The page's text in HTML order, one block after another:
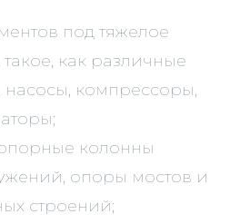
под тяжелое
как различные
насосы, компрессоры,
колонны
опоры мостов и
строений;